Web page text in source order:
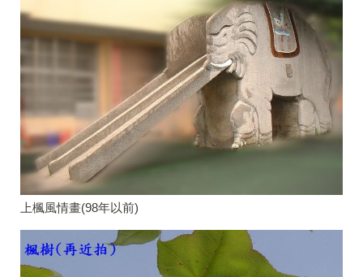
上楓風情畫(98年以前)